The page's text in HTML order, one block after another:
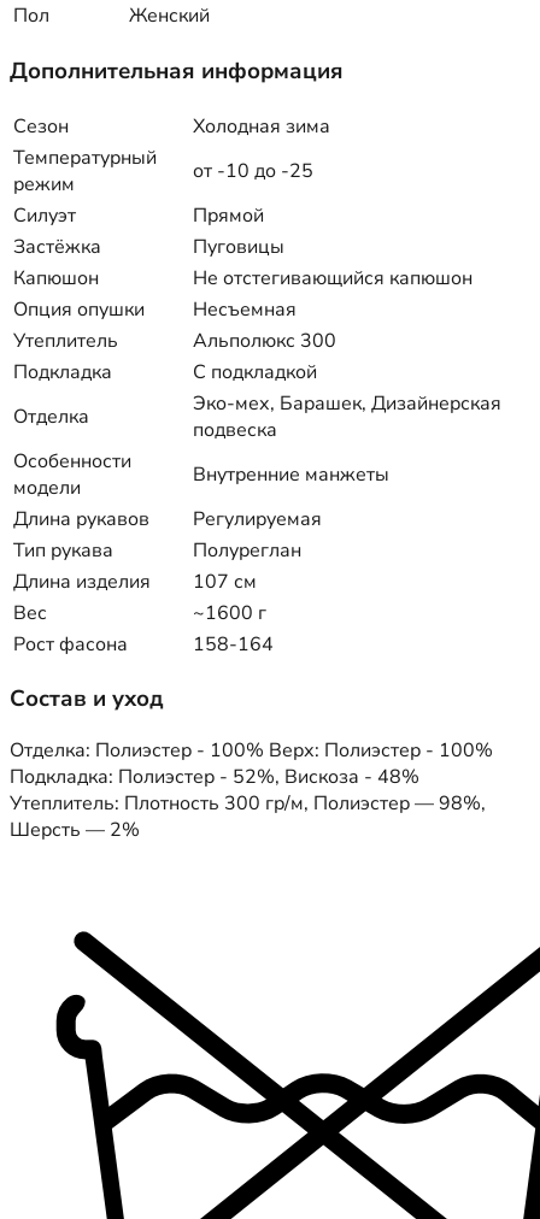
Пол
Женский
Дополнительная информация
Сезон
Холодная зима
Температурный
режим
от -10 до -25
Силуэт
Прямой
Застёжка
Пуговицы
Капюшон
Не отстегивающийся капюшон
Опция опушки
Несъемная
Утеплитель
Альполюкс 300
Подкладка
С подкладкой
Отделка
Эко-мех, Барашек, Дизайнерская
подвеска
Особенности
модели
Внутренние манжеты
Длина рукавов
Регулируемая
Тип рукава
Полуреглан
Длина изделия
107 см
Вес
~1600 г
Рост фасона
158-164
Состав и уход
Отделка: Полиэстер - 100% Верх: Полиэстер - 100%
Подкладка: Полиэстер - 52%, Вискоза - 48%
Утеплитель: Плотность 300 гр/м, Полиэстер — 98%,
Шерсть — 2%